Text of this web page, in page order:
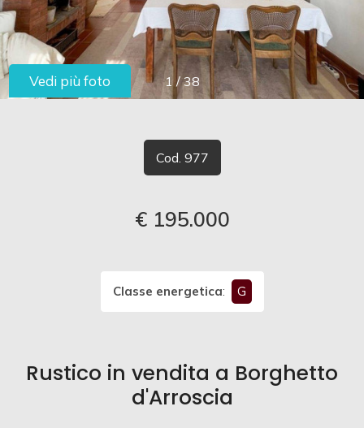
1 / 38
Vedi più foto
Cod. 977
€ 195.000
Classe energetica: G
Rustico in vendita a Borghetto
d'Arroscia
LAVORA
CON
NOI
Provincia
Comune